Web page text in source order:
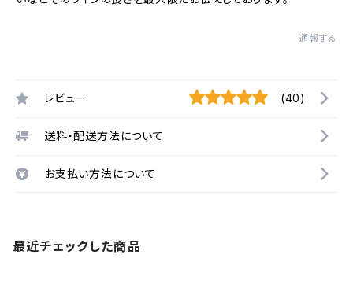
通報する
レビュー (40)
送料・配送方法について
お支払い方法について
最近チェックした商品